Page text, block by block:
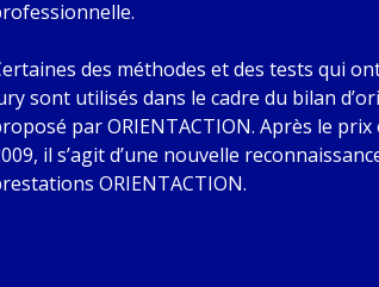
des méthodes et des tests qui
sont utilisés dans le cadre du bilan
par ORIENTACTION. Après le
il s’agit d’une nouvelle
ORIENTACTION.